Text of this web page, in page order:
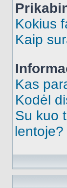
Kokius
Kaip
Kas
Kodėl
Su kuo
lentoje?